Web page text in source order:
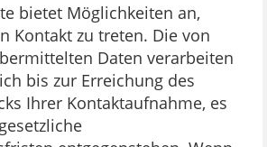
bietet Möglichkeiten an,
Kontakt zu treten. Die von
Daten verarbeiten
bis zur Erreichung des
Ihrer Kontaktaufnahme, es